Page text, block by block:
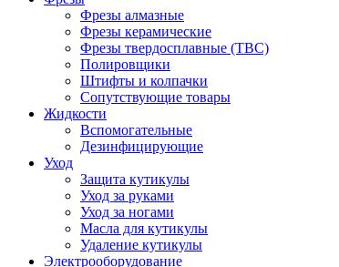
Фрезы алмазные
Фрезы керамические
Фрезы твердосплавные (ТВС)
Полировщики
Штифты и колпачки
Сопутствующие товары
Жидкости
Вспомогательные
Дезинфицирующие
Уход
Защита кутикулы
Уход за руками
Уход за ногами
Масла для кутикулы
Удаление кутикулы
Электрооборудование